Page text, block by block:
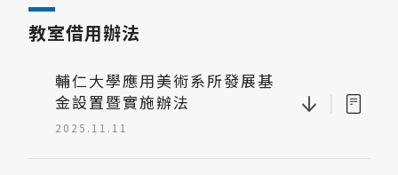
教室借用辦法
輔仁大學應用美術系所發展基
金設置暨實施辦法
2025.11.11